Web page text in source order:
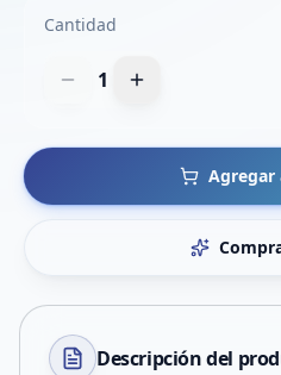
Cantidad
1
Agregar
Descripción del